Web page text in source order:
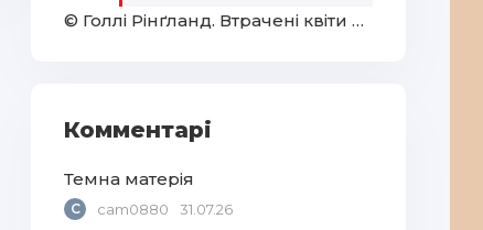
© Голлі Рінґланд. Втрачені квіти Еліс Гарт
Комментарі
Темна матерія
C cam0880 31.07.26